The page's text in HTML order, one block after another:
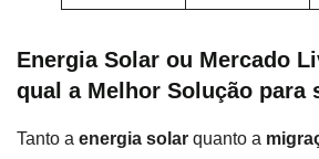
Energia Solar ou Mercado
qual a Melhor Solução para
Tanto a energia solar quanto a